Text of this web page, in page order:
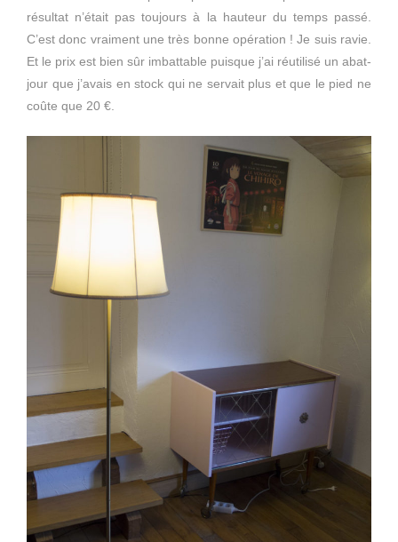
résultat n’était pas toujours à la hauteur du temps passé.
C’est donc vraiment une très bonne opération ! Je suis ravie.
Et le prix est bien sûr imbattable puisque j’ai réutilisé un abat-
jour que j’avais en stock qui ne servait plus et que le pied ne
coûte que 20 €.